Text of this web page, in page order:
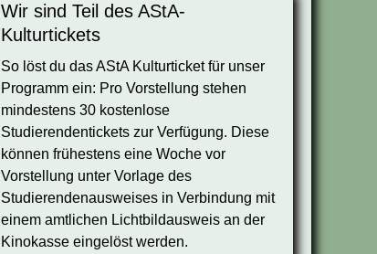
Wir sind Teil des AStA-
Kulturtickets
So löst du das AStA Kulturticket für unser
Programm ein: Pro Vorstellung stehen
mindestens 30 kostenlose
Studierendentickets zur Verfügung. Diese
können frühestens eine Woche vor
Vorstellung unter Vorlage des
Studierendenausweises in Verbindung mit
einem amtlichen Lichtbildausweis an der
Kinokasse eingelöst werden.